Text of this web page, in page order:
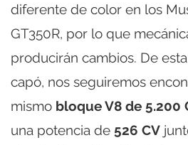
diferente de color en los
GT350R, por lo que
producirán cambios. De
capó, nos seguiremos
mismo bloque V8 de 5.200
una potencia de 526 CV